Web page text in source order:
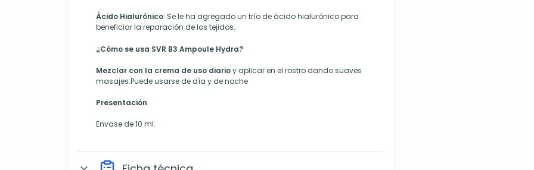
Ácido Hialurónico: Se le ha agregado un trío de ácido hialurónico para
beneficiar la reparación de los tejidos.
¿Cómo se usa SVR B3 Ampoule Hydra?
Mezclar con la crema de uso diarioy aplicar en el rostro dando suaves
masajes.Puede usarse de día y de noche
Presentación
Envase de 10 ml.